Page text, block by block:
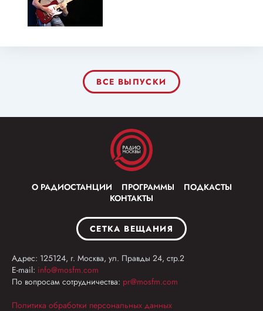
ВСЕ ВЫПУСКИ
О РАДИОСТАНЦИИ ПРОГРАММЫ
ПОДКАСТЫ
КОНТАКТЫ
СЕТКА ВЕЩАНИЯ
Адрес: 125124, г. Москва, ул. Правды 24, стр.2
E-mail: info@mosfm.com
По вопросам сотрудничества: pr@mosfm.com
Политика обработки персональных данных